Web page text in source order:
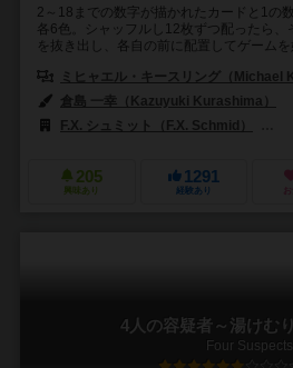
2～18までの数字が描かれたカードと1の
各6色。シャッフルし12枚ずつ配ったら
を抜き出し、各自の前に配置してゲームを
ミヒャエル・キースリング（Michael
倉島 一幸（Kazuyuki Kurashima）
F.X. シュミット（F.X. Schmid）
205
興味あり
1291
経験あり
4人の容疑者～湯けむ
Four Suspects